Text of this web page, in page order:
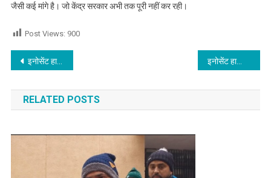
जैसी कई मांगे है। जो केंद्र सरकार अभी तक पूरी नहीं कर रही।
Post Views: 900
Post navigation
इनोसेंट हार्ट्स ग्रुप ऑफ़ इंस्टीट्यूशन्स के स्कूल ऑफ़ आईटी में पीपीटी प्रतियोगिता का आयोजन इनोसेंट हार्ट्स ने हर्षोल्लास के साथ मनाया गणतंत्र दिवस
RELATED POSTS